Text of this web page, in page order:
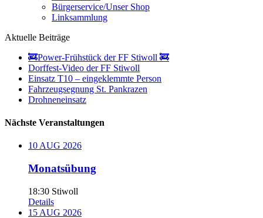
Bürgerservice/Unser Shop
Linksammlung
Aktuelle Beiträge
🚒Power-Frühstück der FF Stiwoll 🚒
Dorffest-Video der FF Stiwoll
Einsatz T10 – eingeklemmte Person
Fahrzeugsegnung St. Pankrazen
Drohneneinsatz
Nächste Veranstaltungen
10AUG 2026
Monatsübung
18:30 Stiwoll
Details
15 AUG 2026